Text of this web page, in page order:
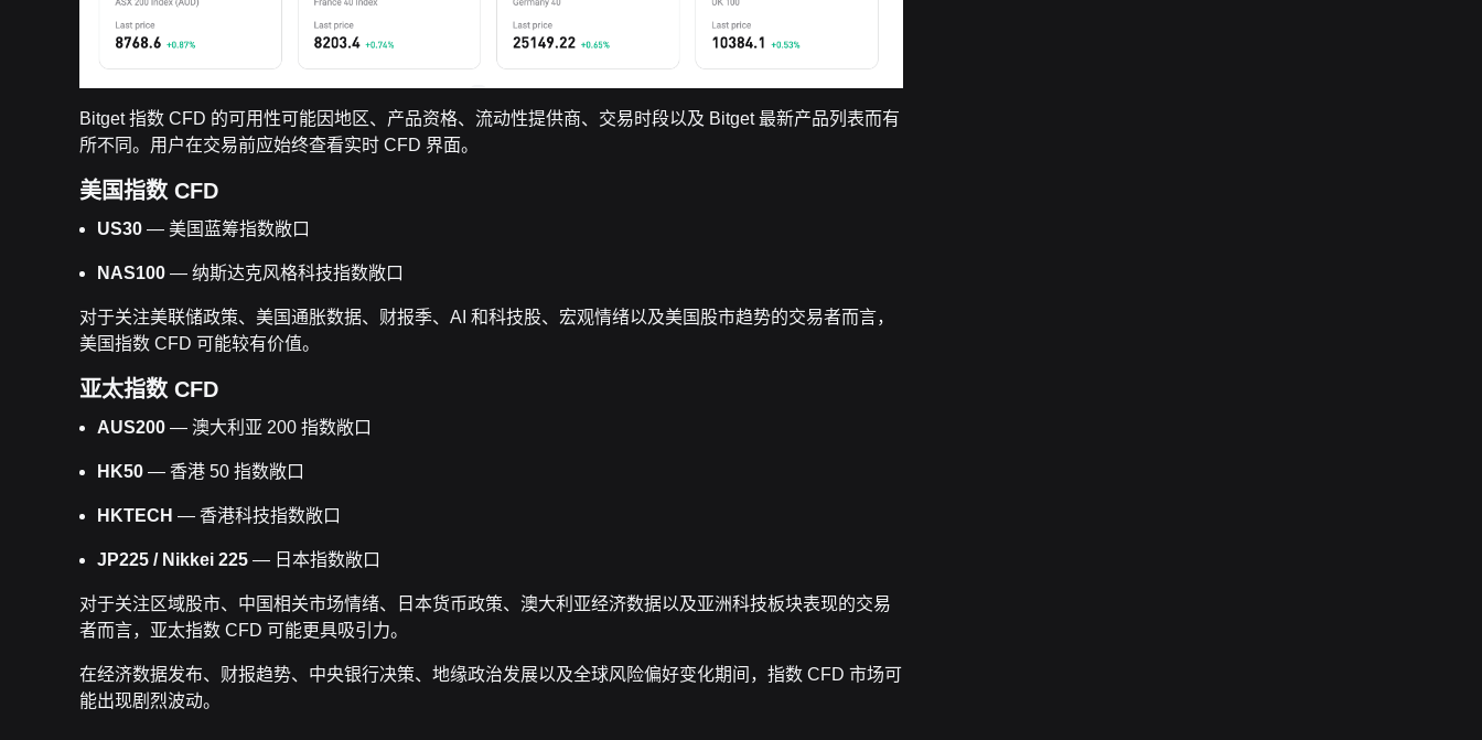
Bitget 指数 CFD 的可用性可能因地区、产品资格、流动性提供商、交易时段以及 Bitget 最新产品列表而有
所不同。用户在交易前应始终查看实时 CFD 界面。
美国指数 CFD
US30 — 美国蓝筹指数敞口
NAS100 — 纳斯达克风格科技指数敞口
对于关注美联储政策、美国通胀数据、财报季、AI 和科技股、宏观情绪以及美国股市趋势的交易者而言，
美国指数 CFD 可能较有价值。
亚太指数 CFD
AUS200 — 澳大利亚 200 指数敞口
HK50 — 香港 50 指数敞口
HKTECH — 香港科技指数敞口
JP225 / Nikkei 225 — 日本指数敞口
对于关注区域股市、中国相关市场情绪、日本货币政策、澳大利亚经济数据以及亚洲科技板块表现的交易
者而言，亚太指数 CFD 可能更具吸引力。
在经济数据发布、财报趋势、中央银行决策、地缘政治发展以及全球风险偏好变化期间，指数 CFD 市场可
能出现剧烈波动。